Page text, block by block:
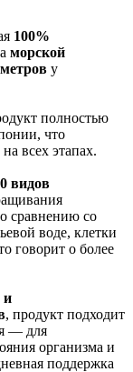
100%
морской
у
полностью
что
на всех этапах.
видов
сравнению со
воде, клетки
говорит о более
и
, продукт подходит
— для
организма и
поддержка